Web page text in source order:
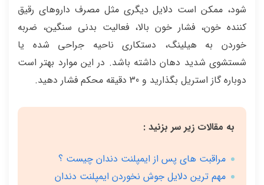
شود، ممکن است دلایل دیگری مثل مصرف داروهای رقیق
کننده خون، فشار خون بالا، فعالیت بدنی سنگین، ضربه
خوردن به هیلینگ، دستکاری ناحیه جراحی شده یا
شستشوی شدید دهان داشته باشد. در اين موارد بهتر است
دوباره گاز استريل بگذاريد و 30 دقيقه محکم فشار دهيد.
به مقالات زیر سر بزنید :
مراقبت های پس از ایمپلنت دندان چیست ؟
مهم ترین دلایل جوش نخوردن ایمپلنت دندان